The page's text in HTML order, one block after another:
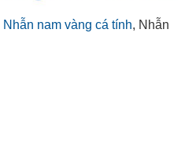
Nhẫn nam vàng cá tính, Nhẫn